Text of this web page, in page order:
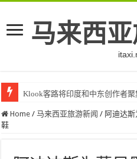
马来西
Klook客路将印度和中东创作者
Home / 马来西亚旅游新闻 / 阿迪达
鞋